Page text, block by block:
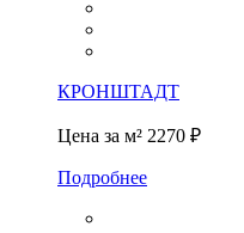
КРОНШТАДТ
Цена за м² 2270 ₽
Подробнее